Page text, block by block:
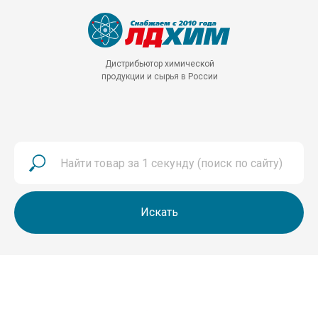
Дистрибьютор химической
продукции и сырья в России
Искать